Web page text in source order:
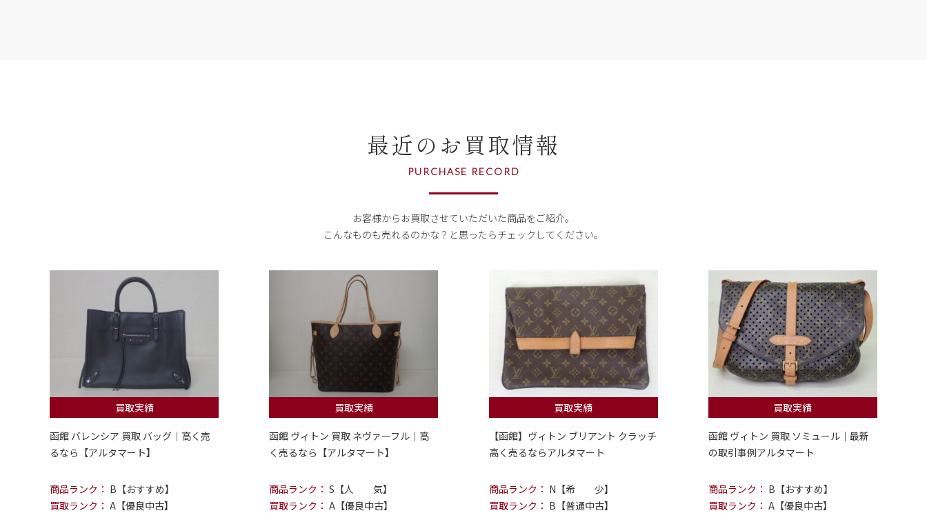
最近のお買取情報
PURCHASE RECORD
お客様からお買取させていただいた商品をご紹介。
こんなものも売れるのかな？ と思ったらチェックしてください。
買取実績
函館 バレンシア 買取 バッグ｜高く売
るなら【アルタマート】
商品ランク： B【おすすめ】
買取ランク： A【優良中古】
買取実績
函館 ヴィトン 買取 ネヴァーフル｜高
く売るなら【アルタマート】
商品ランク： S【人 気】
買取ランク： A【優良中古】
買取実績
【函館】ヴィトン ブリアント クラッチ
高く売るならアルタマート
商品ランク： N【希 少】
買取ランク： B【普通中古】
買取実績
函館 ヴィトン 買取 ソミュール｜最新
の取引事例アルタマート
商品ランク： B【おすすめ】
買取ランク： A【優良中古】